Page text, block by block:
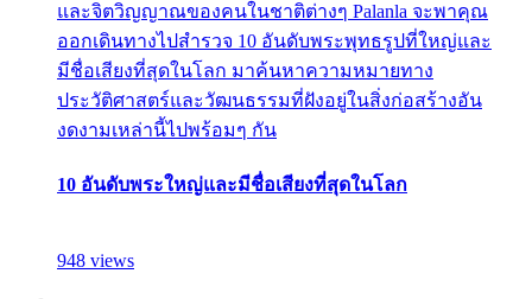
และจิตวิญญาณของคนในชาติต่างๆ Palanla จะพาคุณ
ออกเดินทางไปสำรวจ 10 อันดับพระพุทธรูปที่ใหญ่และ
มีชื่อเสียงที่สุดในโลก มาค้นหาความหมายทาง
ประวัติศาสตร์และวัฒนธรรมที่ฝังอยู่ในสิ่งก่อสร้างอัน
งดงามเหล่านี้ไปพร้อมๆ กัน
10 อันดับพระใหญ่และมีชื่อเสียงที่สุดในโลก
948 views